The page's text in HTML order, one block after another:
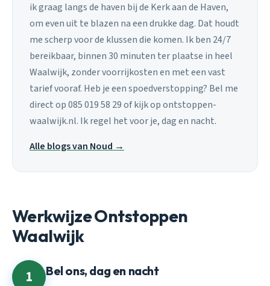
ik graag langs de haven bij de Kerk aan de Haven,
om even uit te blazen na een drukke dag. Dat houdt
me scherp voor de klussen die komen. Ik ben 24/7
bereikbaar, binnen 30 minuten ter plaatse in heel
Waalwijk, zonder voorrijkosten en met een vast
tarief vooraf. Heb je een spoedverstopping? Bel me
direct op 085 019 58 29 of kijk op ontstoppen-
waalwijk.nl. Ik regel het voor je, dag en nacht.
Alle blogs van Noud →
Werkwijze Ontstoppen
Waalwijk
1 Bel ons, dag en nacht